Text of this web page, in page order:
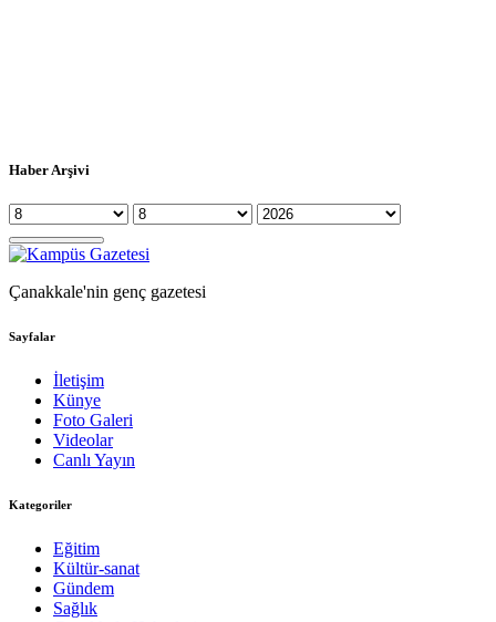
Haber Arşivi
Çanakkale'nin genç gazetesi
Sayfalar
İletişim
Künye
Foto Galeri
Videolar
Canlı Yayın
Kategoriler
Eğitim
Kültür-sanat
Gündem
Sağlık